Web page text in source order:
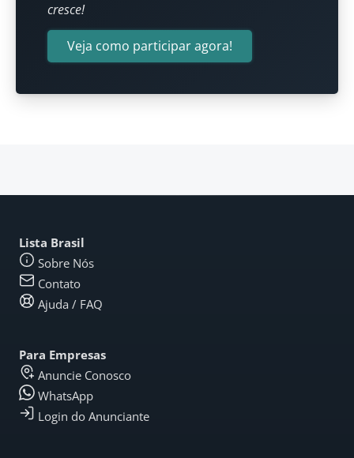
cresce!
Veja como participar agora!
Lista Brasil
Sobre Nós
Contato
Ajuda / FAQ
Para Empresas
Anuncie Conosco
WhatsApp
Login do Anunciante